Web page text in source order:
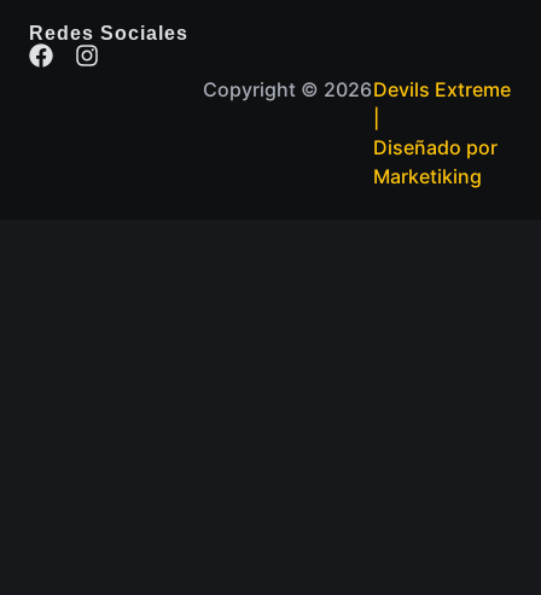
Copyright © 2026Devils Extreme
Diseñado por
Marketiking
Redes Sociales